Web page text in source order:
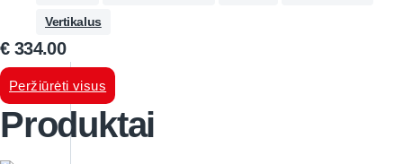
Vertikalus
€334.00
Peržiūrėti visus
Produktai